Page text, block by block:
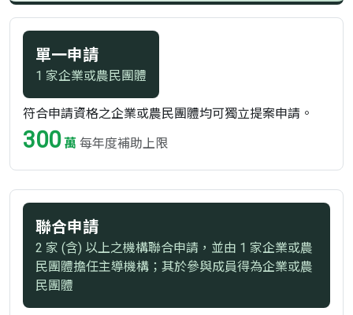
單一申請
1 家企業或農民團體
符合申請資格之企業或農民團體均可獨立提案申請。
300 萬 每年度補助上限
聯合申請
2 家 (含) 以上之機構聯合申請，並由 1 家企業或農
民團體擔任主導機構；其於參與成員得為企業或農
民團體